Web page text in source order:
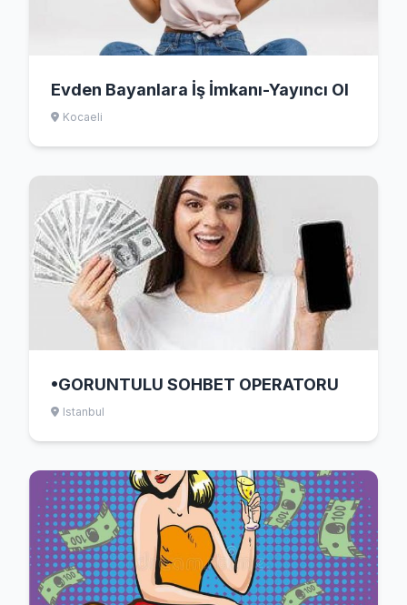
Evden Bayanlara İş İmkanı-Yayıncı Ol
Kocaeli
•GORUNTULU SOHBET OPERATORU
Istanbul